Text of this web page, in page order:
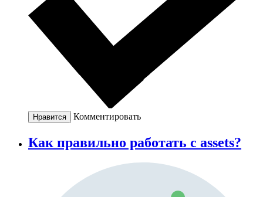
Нравится Комментировать
Как правильно работать с assets?